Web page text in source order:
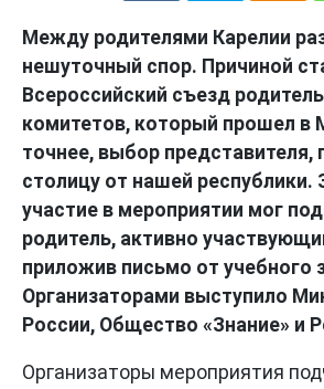
Между родителями Карелии
нешуточный спор. Причиной
Всероссийский съезд
комитетов, который прошел в
точнее, выбор представителя,
столицу от нашей республики.
участие в мероприятии мог
родитель, активно
приложив письмо от учебного
Организаторами выступило
России, Общество «Знание» и
Организаторы мероприятия